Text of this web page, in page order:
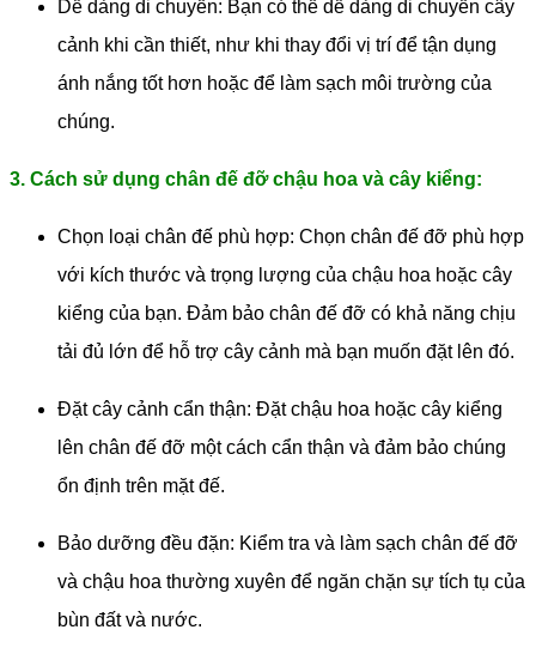
Dễ dàng di chuyển: Bạn có thể dễ dàng di chuyển cây
cảnh khi cần thiết, như khi thay đổi vị trí để tận dụng
ánh nắng tốt hơn hoặc để làm sạch môi trường của
chúng.
3. Cách sử dụng chân đế đỡ chậu hoa và cây kiểng:
Chọn loại chân đế phù hợp: Chọn chân đế đỡ phù hợp
với kích thước và trọng lượng của chậu hoa hoặc cây
kiểng của bạn. Đảm bảo chân đế đỡ có khả năng chịu
tải đủ lớn để hỗ trợ cây cảnh mà bạn muốn đặt lên đó.
Đặt cây cảnh cẩn thận: Đặt chậu hoa hoặc cây kiểng
lên chân đế đỡ một cách cẩn thận và đảm bảo chúng
ổn định trên mặt đế.
Bảo dưỡng đều đặn: Kiểm tra và làm sạch chân đế đỡ
và chậu hoa thường xuyên để ngăn chặn sự tích tụ của
bùn đất và nước.